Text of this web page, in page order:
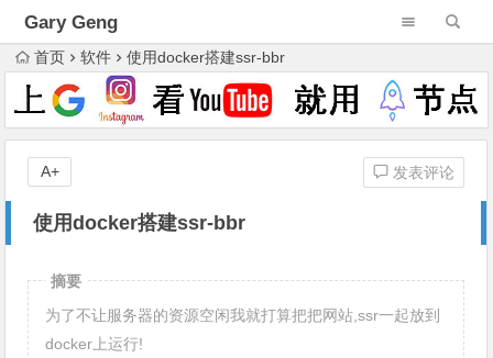
Gary Geng
首页 软件 使用docker搭建ssr-bbr
使用docker搭建ssr-bbr
发表评论
A+
摘要
为了不让服务器的资源空闲我就打算把把网站,ssr一起放到
docker上运行!